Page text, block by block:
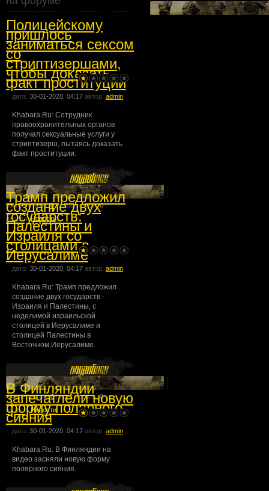
Полицейскому
пришлось
заниматься сексом
со
стриптизершами,
чтобы доказать
факт проституции
дата: 30-01-2020, 04:17 автор: admin
Khabara.Ru: Сотрудник
правоохранительных органов
получал сексуальные услуги у
стриптизерш, пытаясь доказать
факт проституции.
комментарии:0| просмотров:0|
раздел:Новости
Трамп предложил
создание двух
государств:
Палестины и
Израиля со
столицами в
Иерусалиме
дата: 30-01-2020, 04:17 автор: admin
Khabara.Ru: Трамп предложил
создание двух государств -
Израиля и Палестины, с
неделимой израильской
столицей в Иерусалиме и
столицей Палестины в
Восточном Иерусалиме.
комментарии:0| просмотров:0|
раздел: Новости
В Финляндии
запечатлели новую
форму полярного
сияния
дата: 30-01-2020, 04:17 автор: admin
Khabara.Ru: В Финляндии на
видео засняли новую форму
полярного сияния.